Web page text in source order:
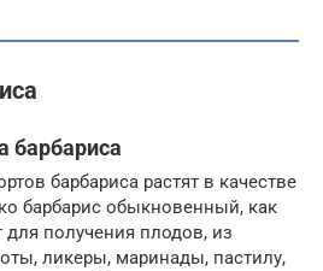
барбариса
барбариса растят в качестве
барбарис обыкновенный, как
получения плодов, из
ликеры, маринады, пастилу,